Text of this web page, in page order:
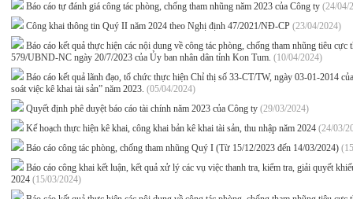
Báo cáo tự đánh giá công tác phòng, chống tham nhũng năm 2023 của Công ty (24/04/
Công khai thông tin Quý II năm 2024 theo Nghị định 47/2021/NĐ-CP (23/04/2024)
Báo cáo kết quả thực hiện các nội dung về công tác phòng, chống tham nhũng tiêu
579/UBND-NC ngày 20/7/2023 của Ủy ban nhân dân tỉnh Kon Tum. (10/04/2024)
Báo cáo kết quả lãnh đạo, tổ chức thực hiện Chỉ thị số 33-CT/TW, ngày 03-01-2014
soát việc kê khai tài sản” năm 2023. (05/04/2024)
Quyết định phê duyệt báo cáo tài chính năm 2023 của Công ty (29/03/2024)
Kế hoạch thực hiện kê khai, công khai bản kê khai tài sản, thu nhập năm 2024 (24/03/
Báo cáo công tác phòng, chống tham nhũng Quý I (Từ 15/12/2023 đến 14/03/2024)
Báo cáo công khai kết luận, kết quả xử lý các vụ việc thanh tra, kiểm tra, giải quyết
2024 (15/03/2024)